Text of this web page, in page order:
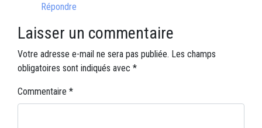
Répondre
Laisser un commentaire
Votre adresse e-mail ne sera pas publiée. Les champs
obligatoires sont indiqués avec *
Commentaire *